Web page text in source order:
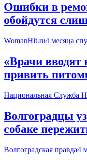
Ошибки в
обойдутся
WomanHit.ru4 месяца
«Врачи вводят
привить
Национальная Служба
Волгоградцы
собаке
Волгоградская правда4